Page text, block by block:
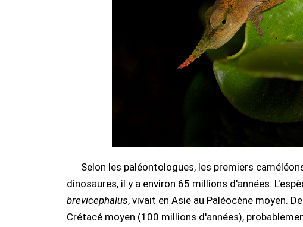
Selon les paléontologues, les premiers
dinosaures, il y a environ 65 millions d'années.
brevicephalus, vivait en Asie au Paléocène moyen.
Crétacé moyen (100 millions d'années),